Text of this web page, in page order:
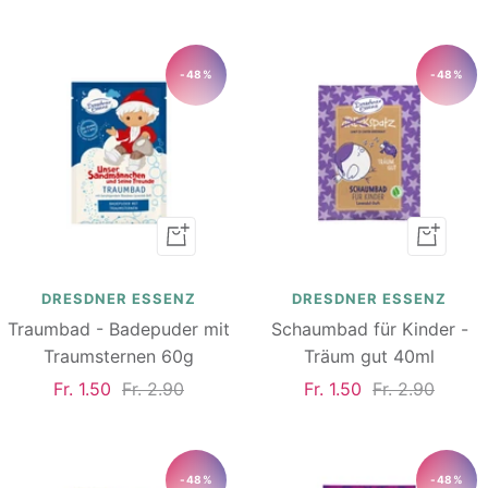
-48%
In
Warenkorb
DRESDNER ESSENZ
Traumbad - Badepuder mit
Traumsternen 60g
Angebotspreis
Fr. 1.50 Regulärer
Fr. 2.90
-48%
In
DRESDNER ESSENZ
Schaumbad für Kinder -
Träum gut 40ml
Angebotspreis
Fr. 1.50 Regulärer
Fr. 2.90
-48% -48%